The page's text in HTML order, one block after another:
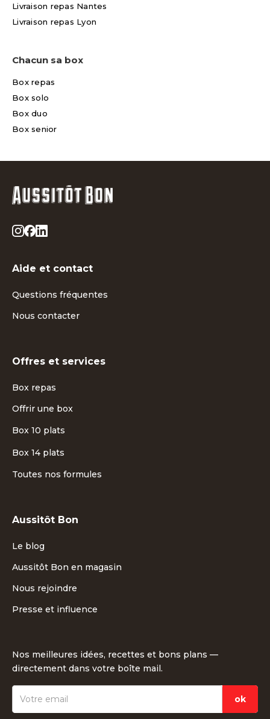
Livraison repas Nantes
Livraison repas Lyon
Chacun sa box
Box repas
Box solo
Box duo
Box senior
Aide et contact
Questions fréquentes
Nous contacter
Offres et services
Box repas
Offrir une box
Box 10 plats
Box 14 plats
Toutes nos formules
Aussitôt Bon
Le blog
Aussitôt Bon en magasin
Nous rejoindre
Presse et influence
Nos meilleures idées, recettes et bons plans —
directement dans votre boîte mail.